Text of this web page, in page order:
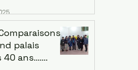
inédite de
4 groupes
palais
ans....